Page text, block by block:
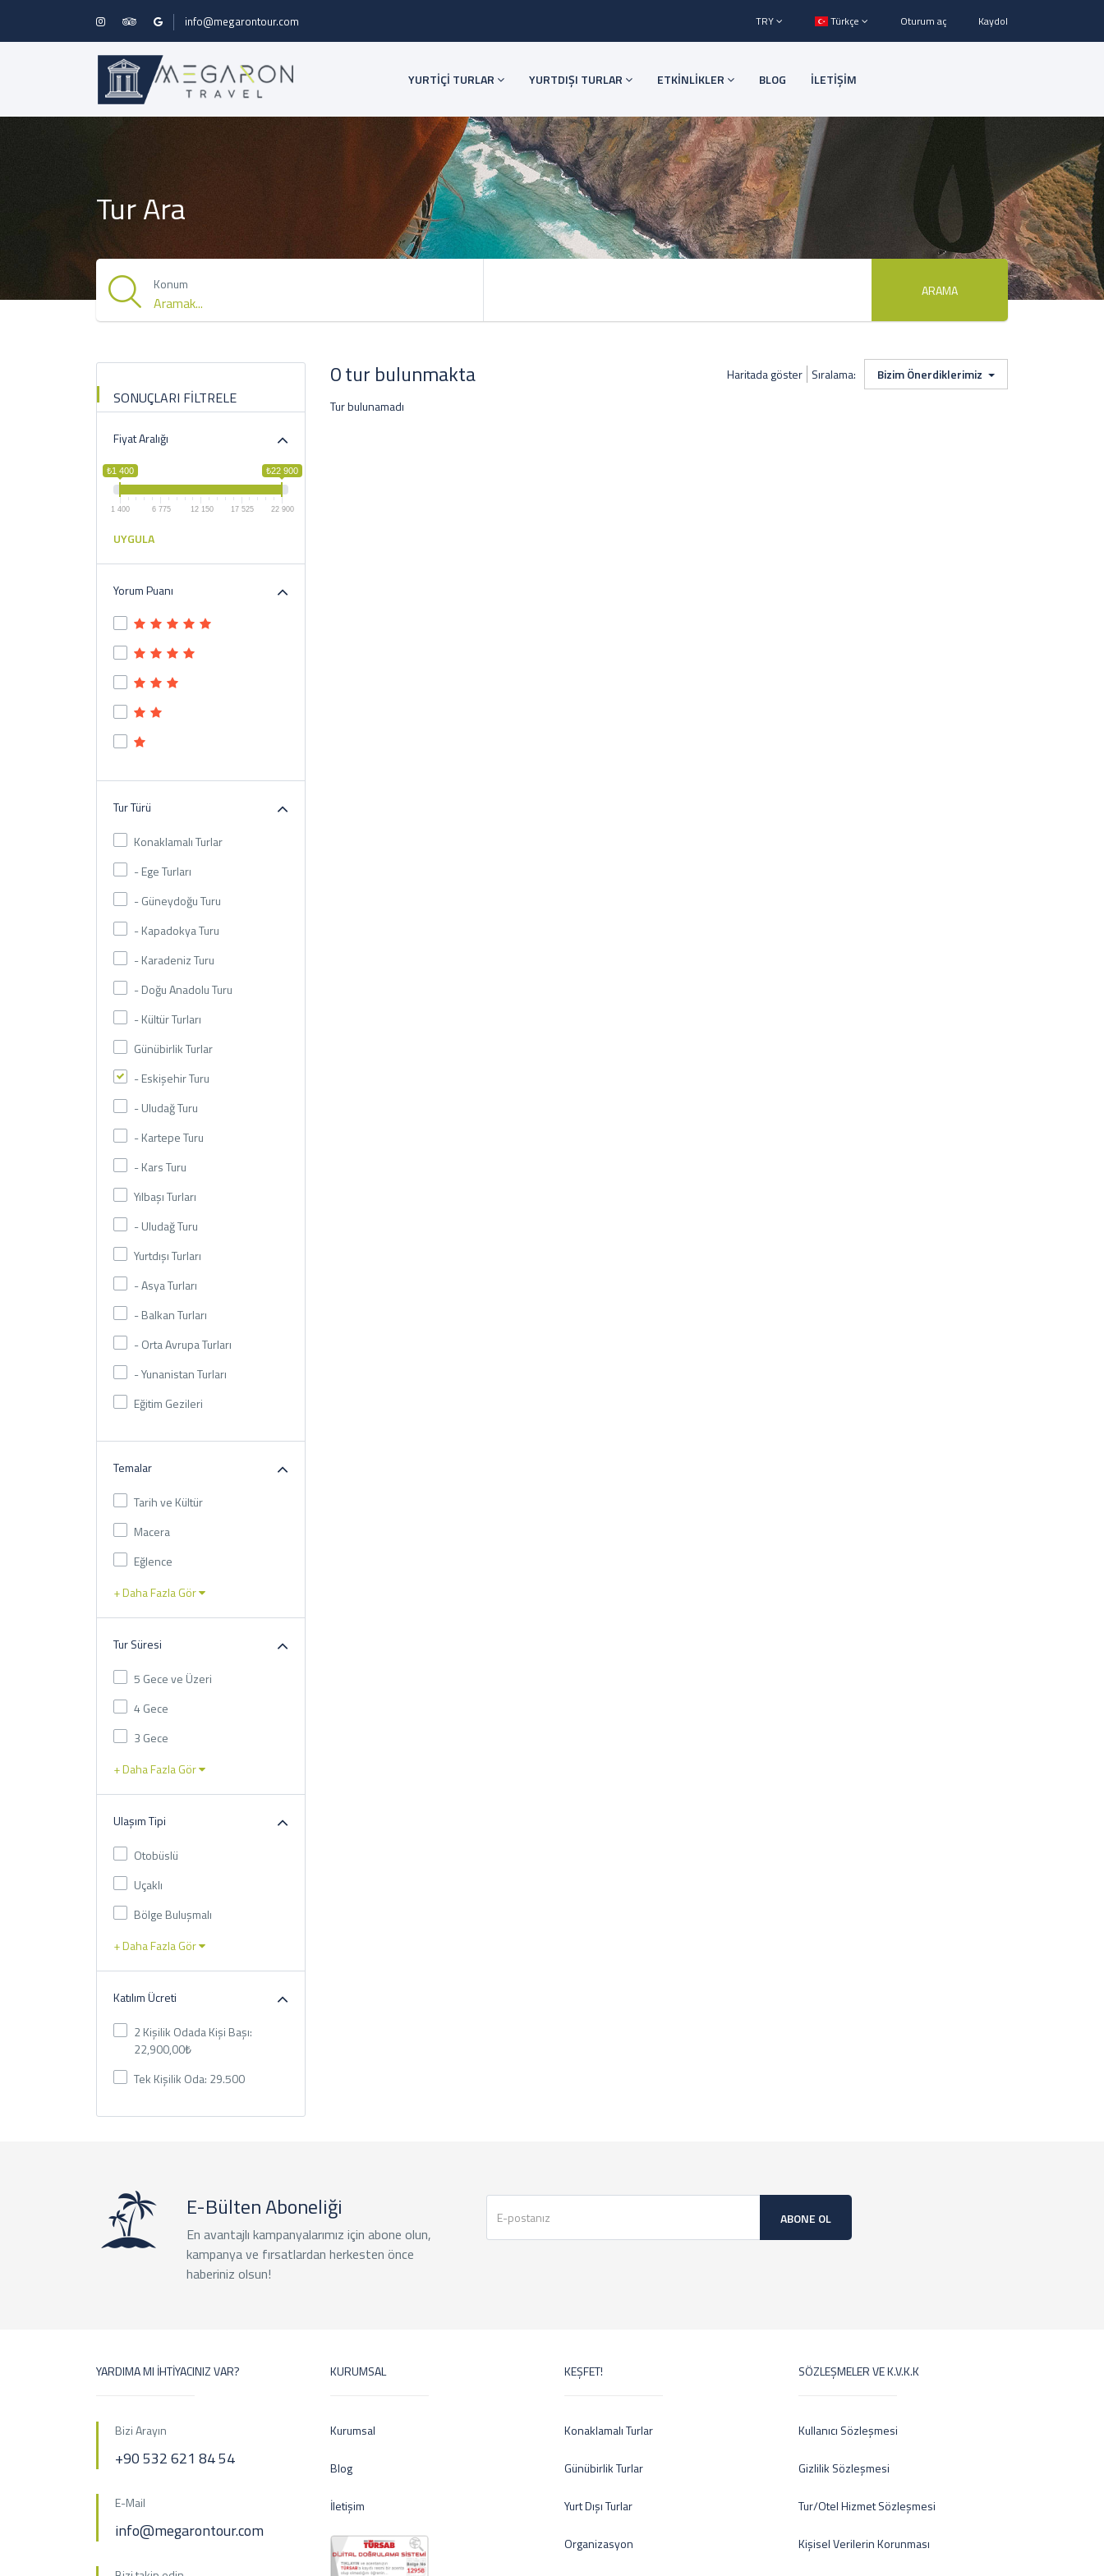
info@megarontour.com TRY Türkçe Oturum aç Kaydol
YURTİÇİ TURLAR YURTDIŞI TURLAR ETKİNLİKLER BLOG İLETİŞİM
Tur Ara
Konum ARAMA
SONUÇLARI FİLTRELE
Fiyat Aralığı
₺1 400 ₺22 900
1 400 6 775 12 150 17 525 22 900
UYGULA
Yorum Puanı
Tur Türü
Konaklamalı Turlar
- Ege Turları
- Güneydoğu Turu
- Kapadokya Turu
- Karadeniz Turu
- Doğu Anadolu Turu
- Kültür Turları
Günübirlik Turlar
- Eskişehir Turu
- Uludağ Turu
- Kartepe Turu
- Kars Turu
Yılbaşı Turları
- Uludağ Turu
Yurtdışı Turları
- Asya Turları
- Balkan Turları
- Orta Avrupa Turları
- Yunanistan Turları
Eğitim Gezileri
Temalar
Tarih ve Kültür
Macera
Eğlence
+ Daha Fazla Gör
Tur Süresi
5 Gece ve Üzeri
4 Gece
3 Gece
+ Daha Fazla Gör
Ulaşım Tipi
Otobüslü
Uçaklı
Bölge Buluşmalı
+ Daha Fazla Gör
Katılım Ücreti
2 Kişilik Odada Kişi Başı:
22,900,00₺
Tek Kişilik Oda: 29.500
0 tur bulunmakta Haritada göster Sıralama:
Bizim Önerdiklerimiz
Tur bulunamadı
E-Bülten Aboneliği
En avantajlı kampanyalarımız için abone olun,
kampanya ve fırsatlardan herkesten önce
haberiniz olsun!
ABONE OL
YARDIMA MI İHTİYACINIZ VAR?
Bizi Arayın
+90 532 621 84 54
E-Mail
info@megarontour.com
KURUMSAL
Kurumsal
Blog
İletişim
KEŞFET!
Konaklamalı Turlar
Günübirlik Turlar
Yurt Dışı Turlar
Organizasyon
SÖZLEŞMELER VE K.V.K.K
Kullanıcı Sözleşmesi
Gizlilik Sözleşmesi
Tur/Otel Hizmet Sözleşmesi
Kişisel Verilerin Korunması